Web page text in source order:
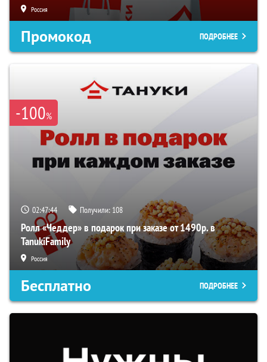
Россия
Промокод ПОДРОБНЕЕ
-100%
02:47:43 Получили: 108
Ролл «Чеддер» в подарок при заказе от 1490р. в
TanukiFamily
Россия
Бесплатно ПОДРОБНЕЕ